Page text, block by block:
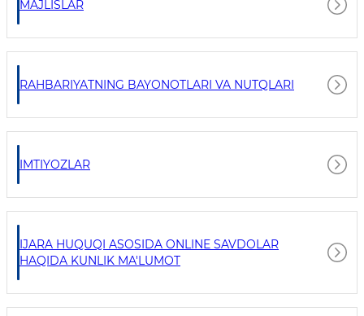
MAJLISLAR
RAHBARIYATNING BAYONOTLARI VA NUTQLARI
IMTIYOZLAR
IJARA HUQUQI ASOSIDA ONLINE SAVDOLAR
HAQIDA KUNLIK MA'LUMOT